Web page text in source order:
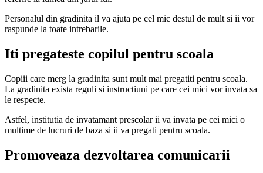
Personalul din gradinita il va ajuta pe cel mic destul de mult si ii vor
raspunde la toate intrebarile.
Iti pregateste copilul pentru scoala
Copiii care merg la gradinita sunt mult mai pregatiti pentru scoala.
La gradinita exista reguli si instructiuni pe care cei mici vor invata sa
le respecte.
Astfel, institutia de invatamant prescolar ii va invata pe cei mici o
multime de lucruri de baza si ii va pregati pentru scoala.
Promoveaza dezvoltarea comunicarii